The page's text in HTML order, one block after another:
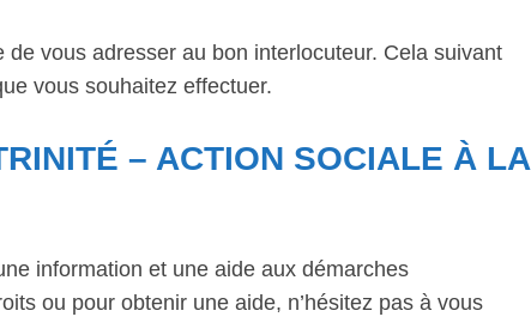
vous adresser au bon interlocuteur. Cela suivant
vous souhaitez effectuer.
– ACTION SOCIALE À LA
information et une aide aux démarches
ou pour obtenir une aide, n’hésitez pas à vous